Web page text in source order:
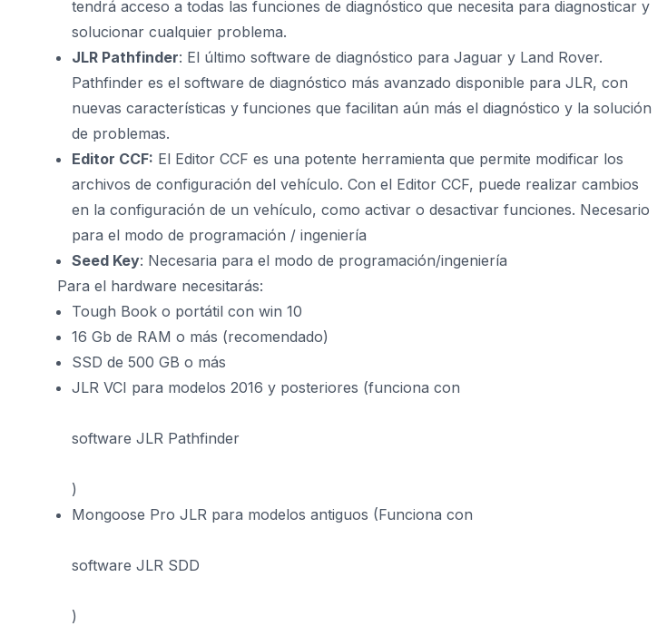
tendrá acceso a todas las funciones de diagnóstico que necesita para diagnosticar y
solucionar cualquier problema.
JLR Pathfinder: El último software de diagnóstico para Jaguar y Land Rover.
Pathfinder es el software de diagnóstico más avanzado disponible para JLR, con
nuevas características y funciones que facilitan aún más el diagnóstico y la solución
de problemas.
Editor CCF: El Editor CCF es una potente herramienta que permite modificar los
archivos de configuración del vehículo. Con el Editor CCF, puede realizar cambios
en la configuración de un vehículo, como activar o desactivar funciones. Necesario
para el modo de programación / ingeniería
Seed Key: Necesaria para el modo de programación/ingeniería
Para el hardware necesitarás:
Tough Book o portátil con win 10
16 Gb de RAM o más (recomendado)
SSD de 500 GB o más
JLR VCI para modelos 2016 y posteriores (funciona con
software JLR Pathfinder
)
Mongoose Pro JLR para modelos antiguos (Funciona con
software JLR SDD
)